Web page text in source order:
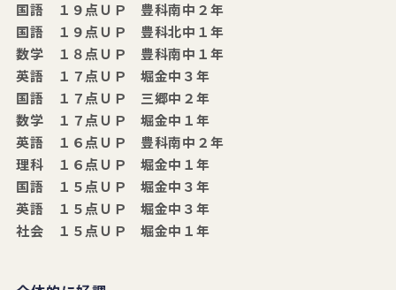
国語 １９点ＵＰ 豊科南中２年
国語 １９点ＵＰ 豊科北中１年
数学 １８点ＵＰ 豊科南中１年
英語 １７点ＵＰ 堀金中３年
国語 １７点ＵＰ 三郷中２年
数学 １７点ＵＰ 堀金中１年
英語 １６点ＵＰ 豊科南中２年
理科 １６点ＵＰ 堀金中１年
国語 １５点ＵＰ 堀金中３年
英語 １５点ＵＰ 堀金中３年
社会 １５点ＵＰ 堀金中１年